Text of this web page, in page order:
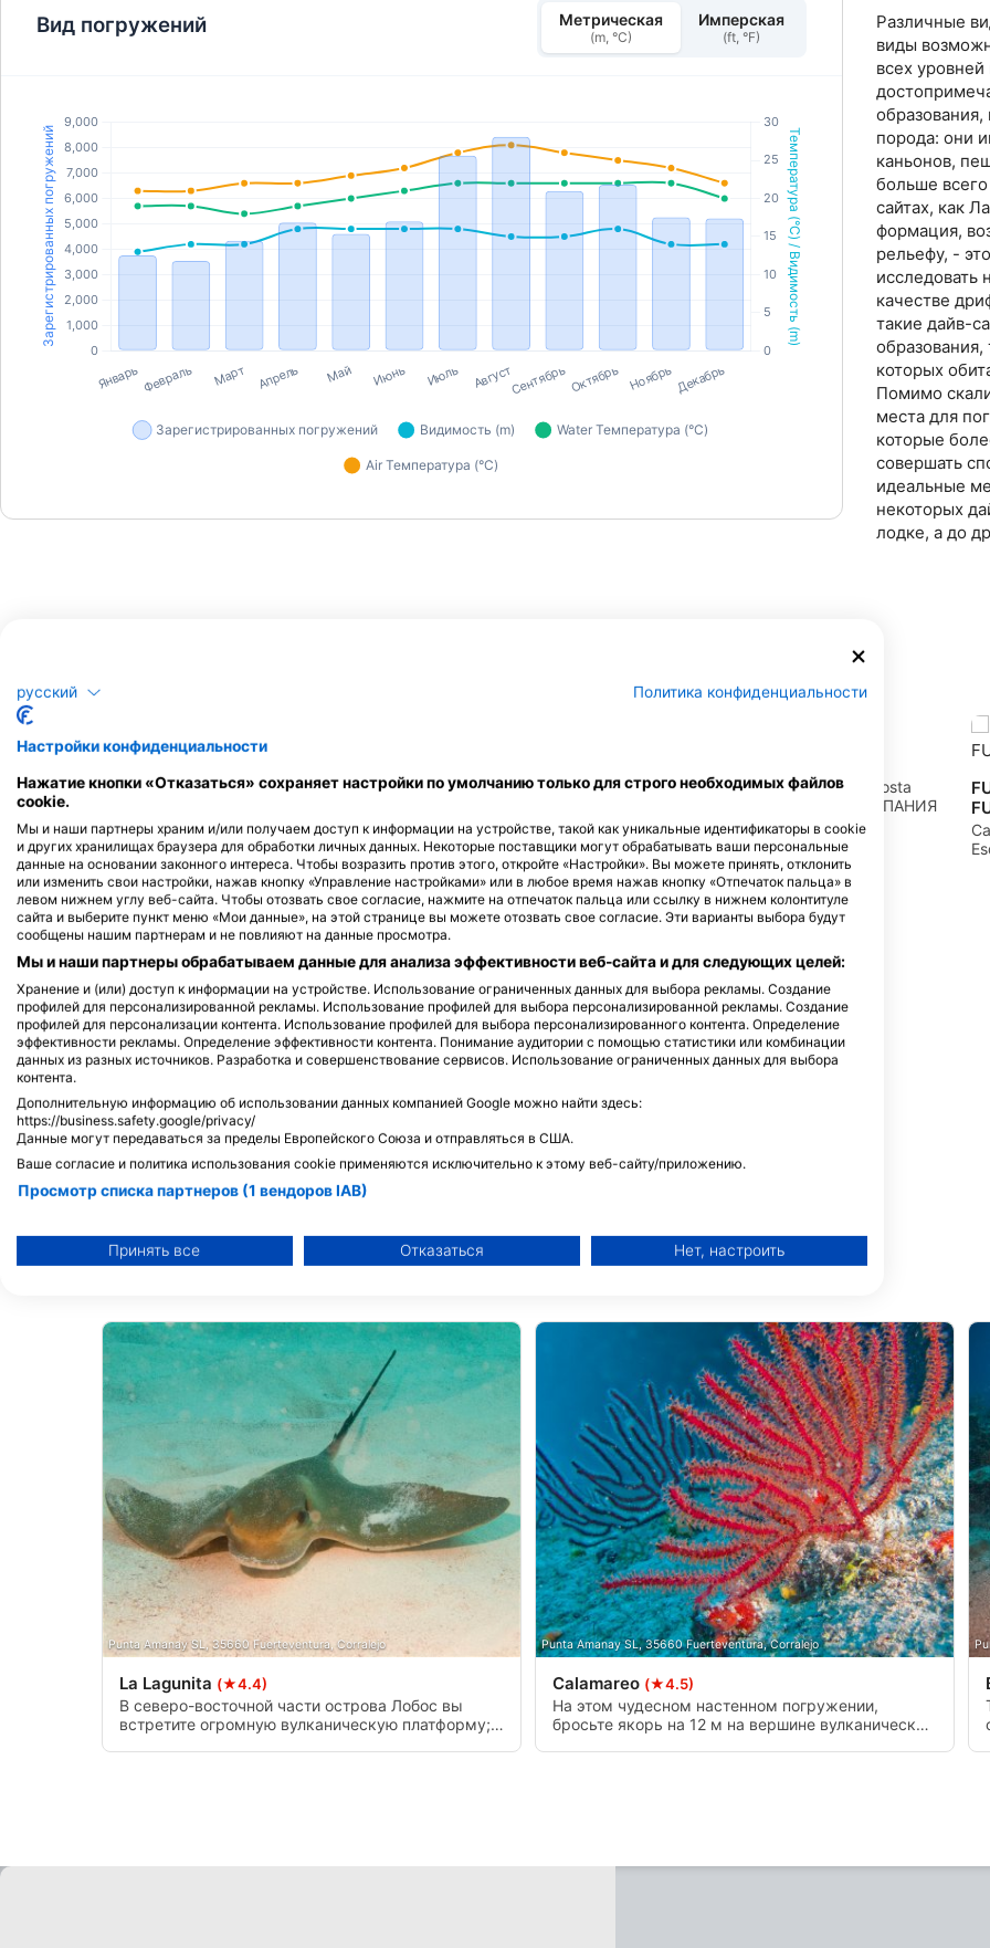
Вид погружений Метрическая
(m, °C)
Имперская
(ft, °F)
Различные
виды
всех
образования,
порода: они
каньонов,
больше
сайтах, как
формация,
рельефу, -
исследовать
качестве
такие дайв-
которых
Помимо
места для
которые
совершать
идеальные
некоторых
лодке, а до
Diving Centre Punta Amanay, Punta
Amanay Diving Centre
El Pulpo 2 L2, 35660 Fuerteventura,
Corralejo, ICP - ИСПАНИЯ
P.O. Box 33, 35610 Fuerteventura, Caleta
Sotavento Beach Club, 35627 Costa
Calma - Fuerteventura, ICP - ИСПАНИЯ
FUERTEOCEAN
Calle Nuestra Senora del Carmen 21, Local Izq, 35625 Morro Jable, ICP - ИСПАНИЯ
MAGMA FREEDIVING SCHOOL FUERTEVENTURA
C/ CENTRAL N. 1, 35650 Lajares, Fuerteventura, IC - ИСПАНИЯ
Названия дайв сайтов
Punta Amanay SL, 35660 Fuerteventura, Corralejo
La Lagunita (★4.4)
В северо-восточной части острова Лобос вы
встретите огромную вулканическую платформу; с
Punta Amanay SL, 35660 Fuerteventura, Corralejo
Calamareo (★4.5)
На этом чудесном настенном погружении,
бросьте якорь на 12 м на вершине вулканической
русский Политика конфиденциальности
Настройки конфиденциальности
Нажатие кнопки «Отказаться» сохраняет настройки по умолчанию только для строго необходимых файлов
cookie.
Мы и наши партнеры храним и/или получаем доступ к информации на устройстве, такой как уникальные идентификаторы в cookie
и других хранилищах браузера для обработки личных данных. Некоторые поставщики могут обрабатывать ваши персональные
данные на основании законного интереса. Чтобы возразить против этого, откройте «Настройки». Вы можете принять, отклонить
или изменить свои настройки, нажав кнопку «Управление настройками» или в любое время нажав кнопку «Отпечаток пальца» в
левом нижнем углу веб-сайта. Чтобы отозвать свое согласие, нажмите на отпечаток пальца или ссылку в нижнем колонтитуле
сайта и выберите пункт меню «Мои данные», на этой странице вы можете отозвать свое согласие. Эти варианты выбора будут
сообщены нашим партнерам и не повлияют на данные просмотра.
Мы и наши партнеры обрабатываем данные для анализа эффективности веб-сайта и для следующих целей:
Хранение и (или) доступ к информации на устройстве. Использование ограниченных данных для выбора рекламы. Создание
профилей для персонализированной рекламы. Использование профилей для выбора персонализированной рекламы. Создание
профилей для персонализации контента. Использование профилей для выбора персонализированного контента. Определение
эффективности рекламы. Определение эффективности контента. Понимание аудитории с помощью статистики или комбинации
данных из разных источников. Разработка и совершенствование сервисов. Использование ограниченных данных для выбора
контента.
Дополнительную информацию об использовании данных компанией Google можно найти здесь:
https://business.safety.google/privacy/
Данные могут передаваться за пределы Европейского Союза и отправляться в США.
Ваше согласие и политика использования cookie применяются исключительно к этому веб-сайту/приложению.
Просмотр списка партнеров (1 вендоров IAB)
Цели обработки ОВД:
Использование ограниченных данных для выбора рекламы
Создание профилей для персонализированной рекламы
Использование профилей для выбора персонализированной рекламы
Создание профилей для персонализации контента
Использование профилей для выбора персонализированного контента
Определение эффективности рекламы
Определение эффективности контента
Понимание аудитории с помощью статистики или комбинации данных из разных
источников
Разработка и совершенствование сервисов
Использование ограниченных данных для выбора контента
Принять все Отказаться Нет, настроить